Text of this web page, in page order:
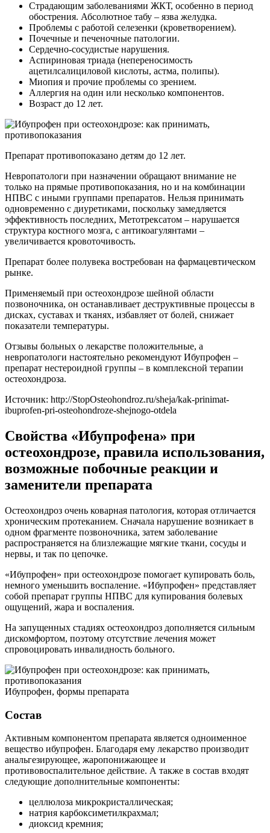
Страдающим заболеваниями ЖКТ, особенно в период
обострения. Абсолютное табу – язва желудка.
Проблемы с работой селезенки (кроветворением).
Почечные и печеночные патологии.
Сердечно-сосудистые нарушения.
Аспириновая триада (непереносимость
ацетилсалициловой кислоты, астма, полипы).
Миопия и прочие проблемы со зрением.
Аллергия на один или несколько компонентов.
Возраст до 12 лет.
Препарат противопоказано детям до 12 лет.
Невропатологи при назначении обращают внимание не
только на прямые противопоказания, но и на комбинации
НПВС с иными группами препаратов. Нельзя принимать
одновременно с диуретиками, поскольку замедляется
эффективность последних, Метотрексатом – нарушается
структура костного мозга, с антикоагулянтами –
увеличивается кровоточивость.
Препарат более полувека востребован на фармацевтическом
рынке.
Применяемый при остеохондрозе шейной области
позвоночника, он останавливает деструктивные процессы в
дисках, суставах и тканях, избавляет от болей, снижает
показатели температуры.
Отзывы больных о лекарстве положительные, а
невропатологи настоятельно рекомендуют Ибупрофен –
препарат нестероидной группы – в комплексной терапии
остеохондроза.
Источник: http://StopOsteohondroz.ru/sheja/kak-prinimat-
ibuprofen-pri-osteohondroze-shejnogo-otdela
Свойства «Ибупрофена» при
остеохондрозе, правила использования,
возможные побочные реакции и
заменители препарата
Остеохондроз очень коварная патология, которая отличается
хроническим протеканием. Сначала нарушение возникает в
одном фрагменте позвоночника, затем заболевание
распространяется на близлежащие мягкие ткани, сосуды и
нервы, и так по цепочке.
«Ибупрофен» при остеохондрозе помогает купировать боль,
немного уменьшить воспаление. «Ибупрофен» представляет
собой препарат группы НПВС для купирования болевых
ощущений, жара и воспаления.
На запущенных стадиях остеохондроз дополняется сильным
дискомфортом, поэтому отсутствие лечения может
спровоцировать инвалидность больного.
Ибупрофен, формы препарата
Состав
Активным компонентом препарата является одноименное
вещество ибупрофен. Благодаря ему лекарство производит
анальгезирующее, жаропонижающее и
противовоспалительное действие. А также в состав входят
следующие дополнительные компоненты:
целлюлоза микрокристаллическая;
натрия карбоксиметилкрахмал;
диоксид кремния;